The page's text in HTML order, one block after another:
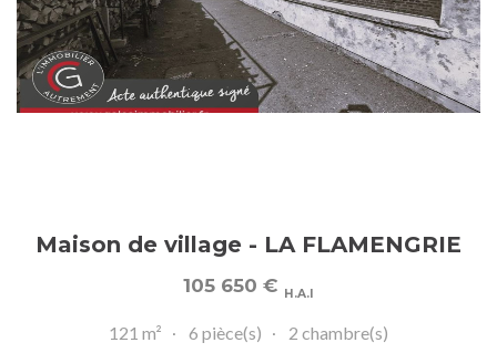
Maison de village - LA FLAMENGRIE
105 650 € H.A.I
121 m² 6 pièce(s)
2 chambre(s)